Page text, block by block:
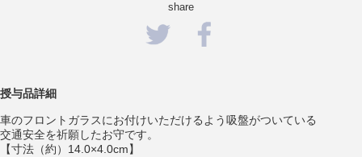
share
授与品詳細
車のフロントガラスにお付けいただけるよう吸盤がついている
交通安全を祈願したお守です。
【寸法（約）14.0×4.0cm】